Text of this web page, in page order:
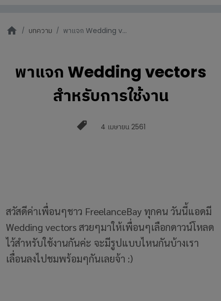
บทความ พาแจก Wedding v...
พาแจก Wedding vectors
สำหรับการใช้งาน
4 เมษายน 2561
สวัสดีค่าเพื่อนๆชาว FreelanceBay ทุกคน วันนี้แอดมี
Wedding vectors สวยๆมาให้เพื่อนๆเลือกดาวน์โหลด
ไว้สำหรับใช้งานกันค่ะ จะมีรูปแบบไหนกันบ้างเรา
เลื่อนลงไปชมพร้อมๆกันเลยจ้า :)